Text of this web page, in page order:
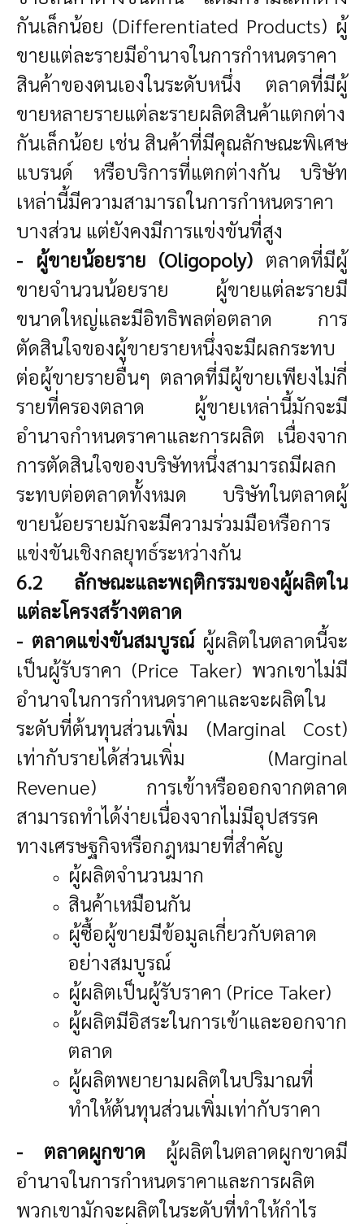
กันเล็กน้อย (Differentiated Products) ผู้
ขายแต่ละรายมีอำนาจในการกำหนดราคา
สินค้าของตนเองในระดับหนึ่ง ตลาดที่มีผู้
ขายหลายรายแต่ละรายผลิตสินค้าแตกต่าง
กันเล็กน้อย เช่น สินค้าที่มีคุณลักษณะพิเศษ
แบรนด์ หรือบริการที่แตกต่างกัน บริษัท
เหล่านี้มีความสามารถในการกำหนดราคา
บางส่วน แต่ยังคงมีการแข่งขันที่สูง
- ผู้ขายน้อยราย (Oligopoly) ตลาดที่มีผู้
ขายจำนวนน้อยราย ผู้ขายแต่ละรายมี
ขนาดใหญ่และมีอิทธิพลต่อตลาด การ
ตัดสินใจของผู้ขายรายหนึ่งจะมีผลกระทบ
ต่อผู้ขายรายอื่นๆ ตลาดที่มีผู้ขายเพียงไม่กี่
รายที่ครองตลาด ผู้ขายเหล่านี้มักจะมี
อำนาจกำหนดราคาและการผลิต เนื่องจาก
การตัดสินใจของบริษัทหนึ่งสามารถมีผลก
ระทบต่อตลาดทั้งหมด บริษัทในตลาดผู้
ขายน้อยรายมักจะมีความร่วมมือหรือการ
แข่งขันเชิงกลยุทธ์ระหว่างกัน
6.2 ลักษณะและพฤติกรรมของผู้ผลิตใน
แต่ละโครงสร้างตลาด
- ตลาดแข่งขันสมบูรณ์ผู้ผลิตในตลาดนี้จะ
เป็นผู้รับราคา (Price Taker) พวกเขาไม่มี
อำนาจในการกำหนดราคาและจะผลิตใน
ระดับที่ต้นทุนส่วนเพิ่ม (Marginal Cost)
เท่ากับรายได้ส่วนเพิ่ม (Marginal
Revenue) การเข้าหรือออกจากตลาด
สามารถทำได้ง่ายเนื่องจากไม่มีอุปสรรค
ทางเศรษฐกิจหรือกฎหมายที่สำคัญ
ผู้ผลิตจำนวนมาก
สินค้าเหมือนกัน
ผู้ซื้อผู้ขายมีข้อมูลเกี่ยวกับตลาด
อย่างสมบูรณ์
ผู้ผลิตเป็นผู้รับราคา (Price Taker)
ผู้ผลิตมีอิสระในการเข้าและออกจาก
ตลาด
ผู้ผลิตพยายามผลิตในปริมาณที่
ทำให้ต้นทุนส่วนเพิ่มเท่ากับราคา
- ตลาดผูกขาด ผู้ผลิตในตลาดผูกขาดมี
อำนาจในการกำหนดราคาและการผลิต
พวกเขามักจะผลิตในระดับที่ทำให้กำไร